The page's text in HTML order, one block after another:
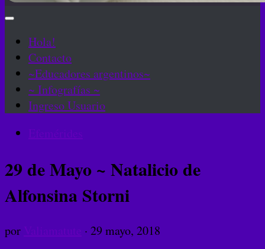
Hola!
Contacto
~Educadores argentinos~
~ Infografías ~
Ingreso Usuario
29 de Mayo ~ Natalicio de
Alfonsina Storni
por · 29 mayo, 2018